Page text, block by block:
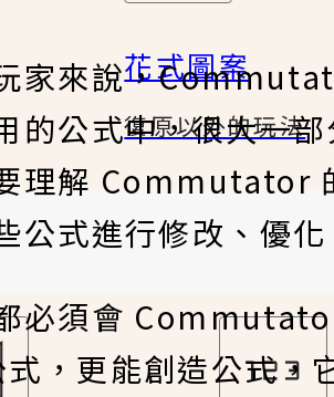
花式圖案
復原以外的玩法
家來說，
的公式中，很大一
理解 Commutator
公式進行修改、優化
必須會
，更能創造公式，